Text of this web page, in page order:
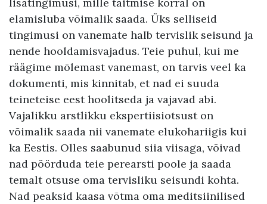
elamisluba võimalik saada. Üks selliseid
tingimusi on vanemate halb tervislik seisund ja
nende hooldamisvajadus. Teie puhul, kui me
räägime mõlemast vanemast, on tarvis veel ka
dokumenti, mis kinnitab, et nad ei suuda
teineteise eest hoolitseda ja vajavad abi.
Vajalikku arstlikku ekspertiisiotsust on
võimalik saada nii vanemate elukohariigis kui
ka Eestis. Olles saabunud siia viisaga, võivad
nad pöörduda teie perearsti poole ja saada
temalt otsuse oma tervisliku seisundi kohta.
Nad peaksid kaasa võtma oma meditsiinilised